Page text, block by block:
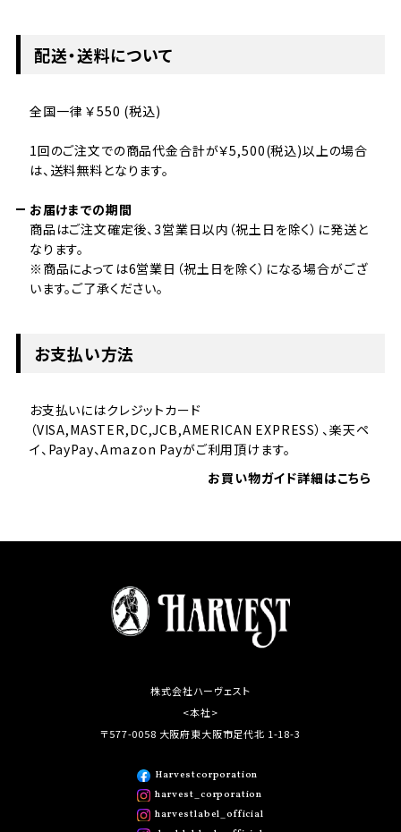
配送・送料について
全国一律 ￥550 (税込)
1回のご注文での商品代金合計が￥5,500(税込)以上の場合
は、送料無料となります。
お届けまでの期間
商品はご注文確定後、3営業日以内（祝土日を除く）に発送と
なります。
※商品によっては6営業日（祝土日を除く）になる場合がござ
います。ご了承ください。
お支払い方法
お支払いにはクレジットカード
（VISA,MASTER,DC,JCB,AMERICAN EXPRESS）、楽天ペ
イ、PayPay、Amazon Payがご利用頂けます。
お買い物ガイド詳細はこちら
株式会社ハーヴェスト
<本社>
〒577-0058 大阪府東大阪市足代北 1-18-3
Harvestcorporation
harvest_corporation
harvestlabel_official